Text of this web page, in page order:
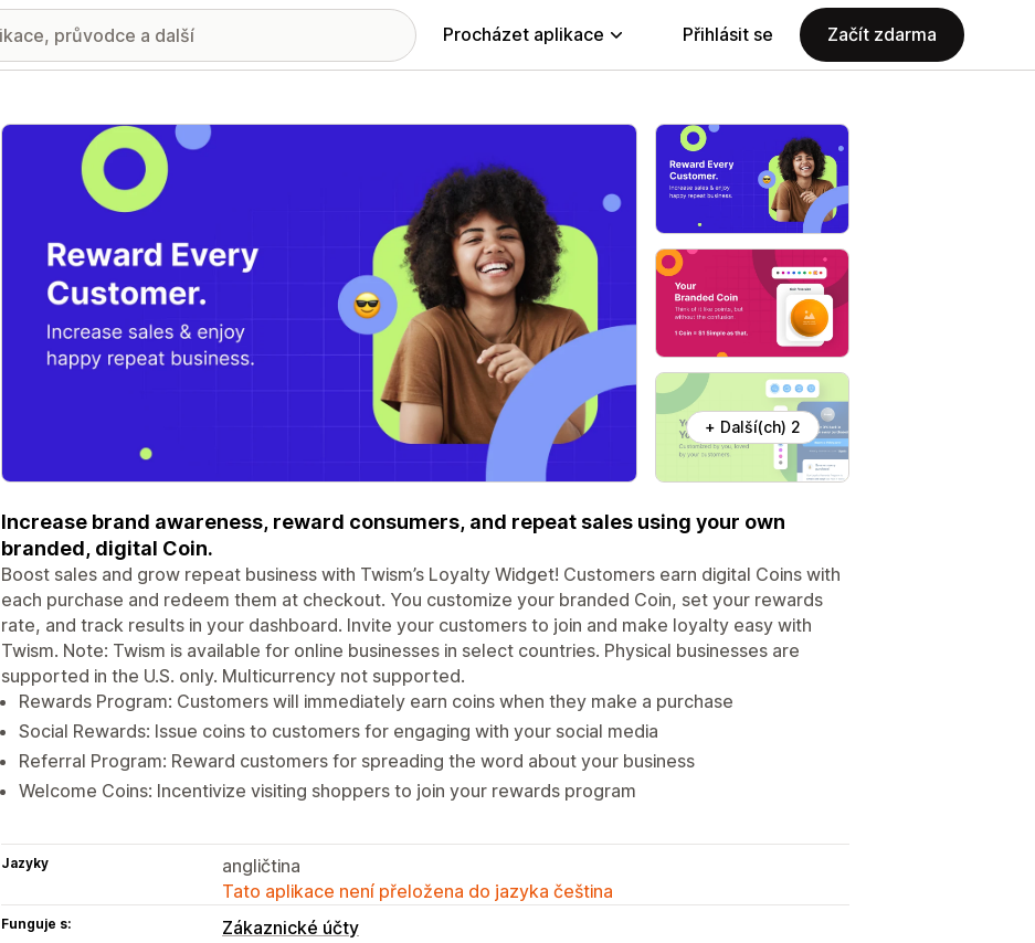
Procházet aplikace Přihlásit se Začít zdarma
Galerie propagovaných obrázků
+ Další(ch) 2
Increase brand awareness, reward consumers, and repeat sales using your own
branded, digital Coin.
Boost sales and grow repeat business with Twism’s Loyalty Widget! Customers earn digital Coins with
each purchase and redeem them at checkout. You customize your branded Coin, set your rewards
rate, and track results in your dashboard. Invite your customers to join and make loyalty easy with
Twism. Note: Twism is available for online businesses in select countries. Physical businesses are
supported in the U.S. only. Multicurrency not supported.
Rewards Program: Customers will immediately earn coins when they make a purchase
Social Rewards: Issue coins to customers for engaging with your social media
Referral Program: Reward customers for spreading the word about your business
Welcome Coins: Incentivize visiting shoppers to join your rewards program
Jazyky
angličtina
Tato aplikace není přeložena do jazyka čeština
Funguje s: Zákaznické účty